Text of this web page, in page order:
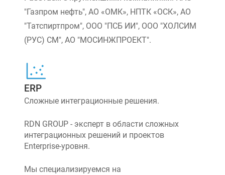
"Газпром нефть", АО «ОМК», НПТК «ОСК», АО
"Татспиртпром", ООО "ПСБ ИИ", ООО "ХОЛСИМ
(РУС) СМ", АО "МОСИНЖПРОЕКТ".
ERP
Сложные интеграционные решения.
RDN GROUP - эксперт в области сложных
интеграционных решений и проектов
Enterprise-уровня.
Мы специализируемся на